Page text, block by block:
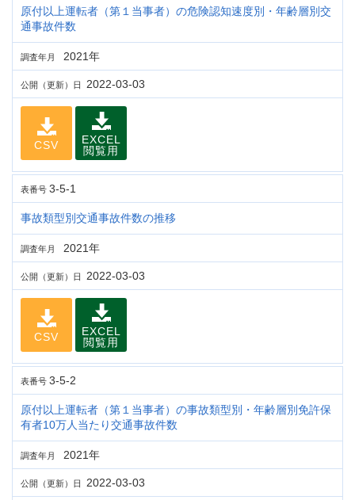
原付以上運転者（第１当事者）の危険認知速度別・年齢層別交
通事故件数
調査年月 2021年
公開（更新）日 2022-03-03
CSV
EXCEL
閲覧用
表番号 3-5-1
事故類型別交通事故件数の推移
調査年月 2021年
公開（更新）日 2022-03-03
CSV
EXCEL
閲覧用
表番号 3-5-2
原付以上運転者（第１当事者）の事故類型別・年齢層別免許保
有者10万人当たり交通事故件数
調査年月 2021年
公開（更新）日 2022-03-03